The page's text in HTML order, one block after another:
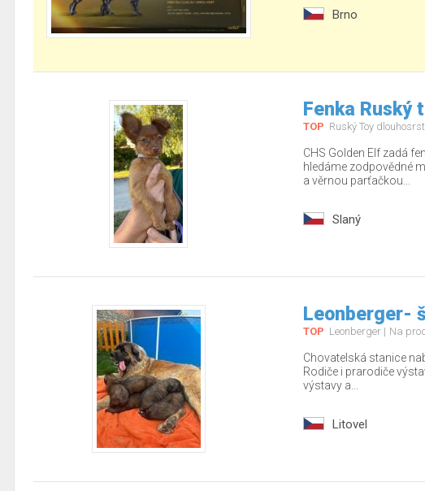
Brno
Fenka Ruský
TOP Ruský Toy
CHS Golden Elf zadá
hledáme zodpovědné
a věrnou parťačkou...
Slaný
Leonberger-
TOP Leonberger Na
Chovatelská stanice
Rodiče i prarodiče
výstavy a...
Litovel